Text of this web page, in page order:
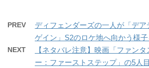
PREV
ディフェンダーズの一人が「デ
ゲイン」S2のロケ地へ向かう様
NEXT
【ネタバレ注意】映画「ファン
ー：ファーストステップ」の5人